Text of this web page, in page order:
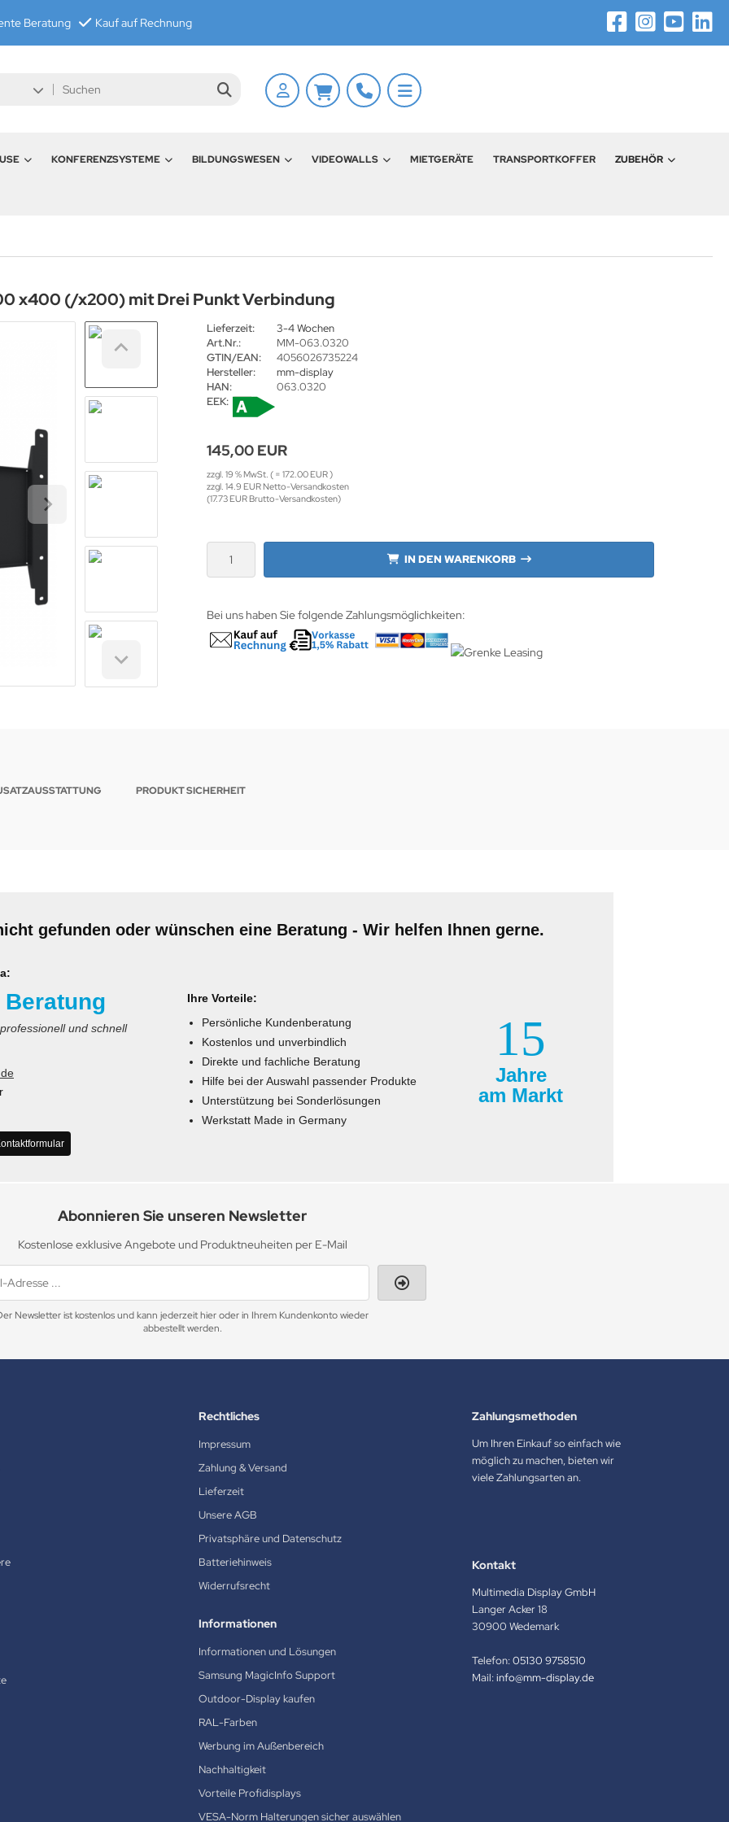
Beratung Kauf auf Rechnung
KONFERENZSYSTEME BILDUNGSWESEN VIDEOWALLS MIETGERÄTE TRANSPORTKOFFER ZUBEHÖR
x400 (/x200) mit Drei Punkt Verbindung
Lieferzeit:
3-4 Wochen
Art.Nr.:
MM-063.0320
GTIN/EAN:
4056026735224
Hersteller:
mm-display
HAN:
063.0320
EEK:
145,00 EUR
zzgl. 19 % MwSt. ( = 172.00 EUR )
zzgl. 14.9 EUR Netto-Versandkosten
(17.73 EUR Brutto-Versandkosten)
IN DEN WARENKORB
Bei uns haben Sie folgende Zahlungsmöglichkeiten:
PRODUKT SICHERHEIT
gefunden oder wünschen eine Beratung - Wir helfen Ihnen gerne.
und schnell
Ihre Vorteile:
Persönliche Kundenberatung
Kostenlos und unverbindlich
Direkte und fachliche Beratung
Hilfe bei der Auswahl passender Produkte
Unterstützung bei Sonderlösungen
Werkstatt Made in Germany
15
Jahre
am Markt
Abonnieren Sie unseren Newsletter
Kostenlose exklusive Angebote und Produktneuheiten per E-Mail
Newsletter ist kostenlos und kann jederzeit hier oder in Ihrem Kundenkonto wieder
abbestellt werden.
Rechtliches
Impressum
Zahlung & Versand
Lieferzeit
Unsere AGB
Privatsphäre und Datenschutz
Batteriehinweis
Widerrufsrecht
Informationen
Informationen und Lösungen
Samsung MagicInfo Support
Outdoor-Display kaufen
RAL-Farben
Werbung im Außenbereich
Nachhaltigkeit
Vorteile Profidisplays
VESA-Norm Halterungen sicher auswählen
Zahlungsmethoden
Um Ihren Einkauf so einfach wie
möglich zu machen, bieten wir
viele Zahlungsarten an.
Kontakt
Multimedia Display GmbH
Langer Acker 18
30900 Wedemark
Telefon:05130 9758510
Mail:info@mm-display.de